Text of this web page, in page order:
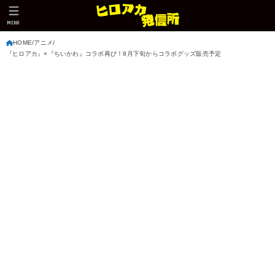
MENU
HOME アニメ
『ヒロアカ』×『ちいかわ』コラボ再び！8月下旬からコラボグッズ販売予定